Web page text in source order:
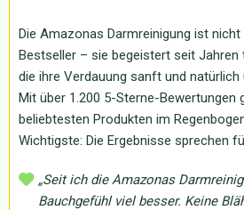
Die Amazonas Darmreinigung ist nicht
Bestseller – sie begeistert seit Jahren
die ihre Verdauung sanft und
Mit über 1.200 5-Sterne-Bewertungen
beliebtesten Produkten im
Wichtigste: Die Ergebnisse sprechen
„Seit ich die Amazonas
Bauchgefühl viel besser. Keine